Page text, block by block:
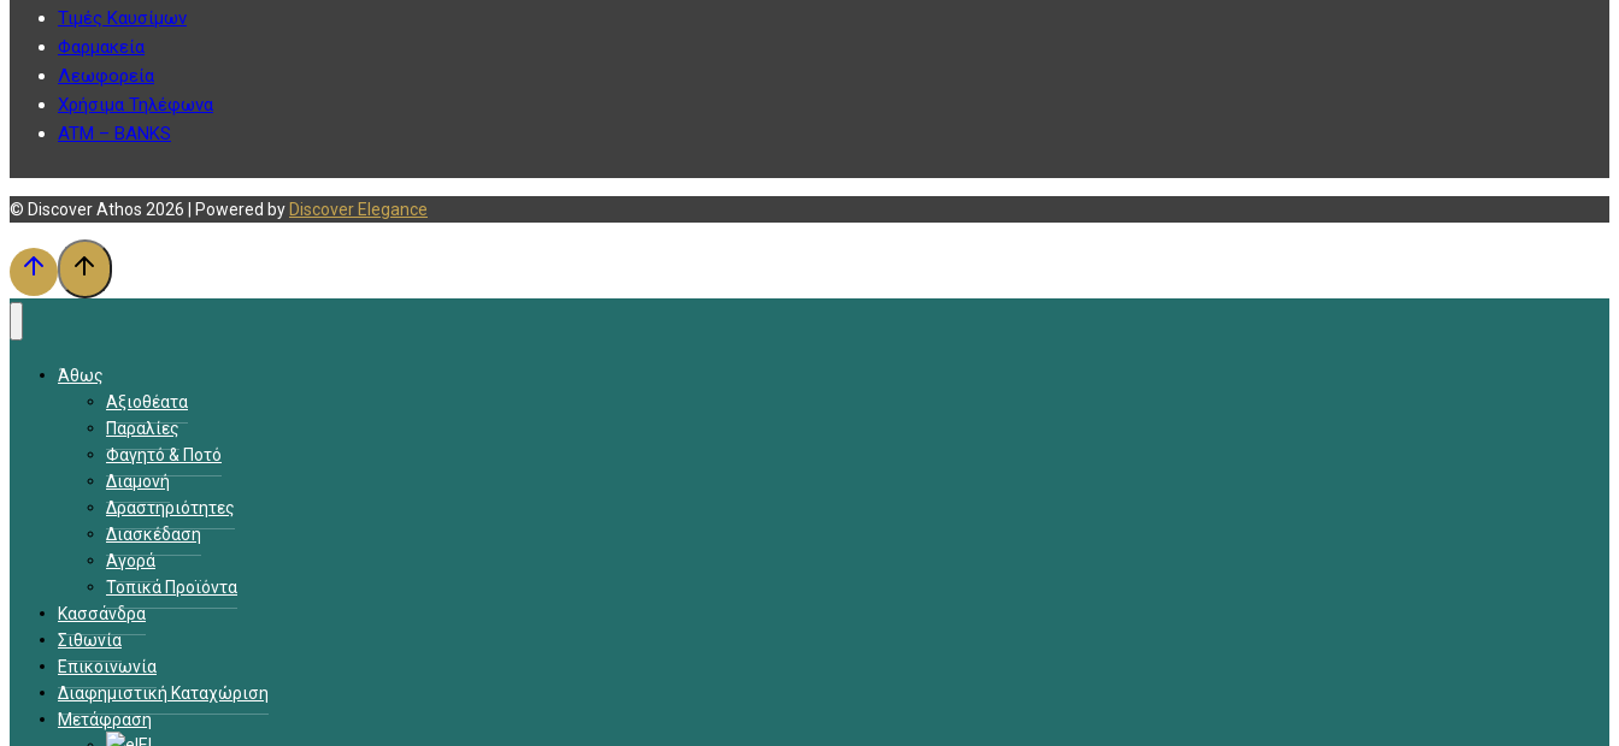
Τιμές Καυσίμων
Φαρμακεία
Λεωφορεία
Χρήσιμα Τηλέφωνα
ATM – BANKS
© Discover Athos 2026 | Powered by Discover Elegance
Άθως
Αξιοθέατα
Παραλίες
Φαγητό & Ποτό
Διαμονή
Δραστηριότητες
Διασκέδαση
Αγορά
Τοπικά Προϊόντα
Κασσάνδρα
Σιθωνία
Επικοινωνία
Διαφημιστική Καταχώριση
Μετάφραση